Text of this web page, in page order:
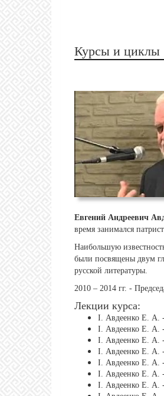
Курсы и циклы
Евгений Андреевич
время занимался
Наибольшую
были посвящены двум
русской литературы.
2010 – 2014 гг. -
Лекции курса:
І. Авдеенко Е. А.
І. Авдеенко Е. А.
І. Авдеенко Е. А.
І. Авдеенко Е. А.
І. Авдеенко Е.
І. Авдеенко Е. А.
І. Авдеенко Е. А.